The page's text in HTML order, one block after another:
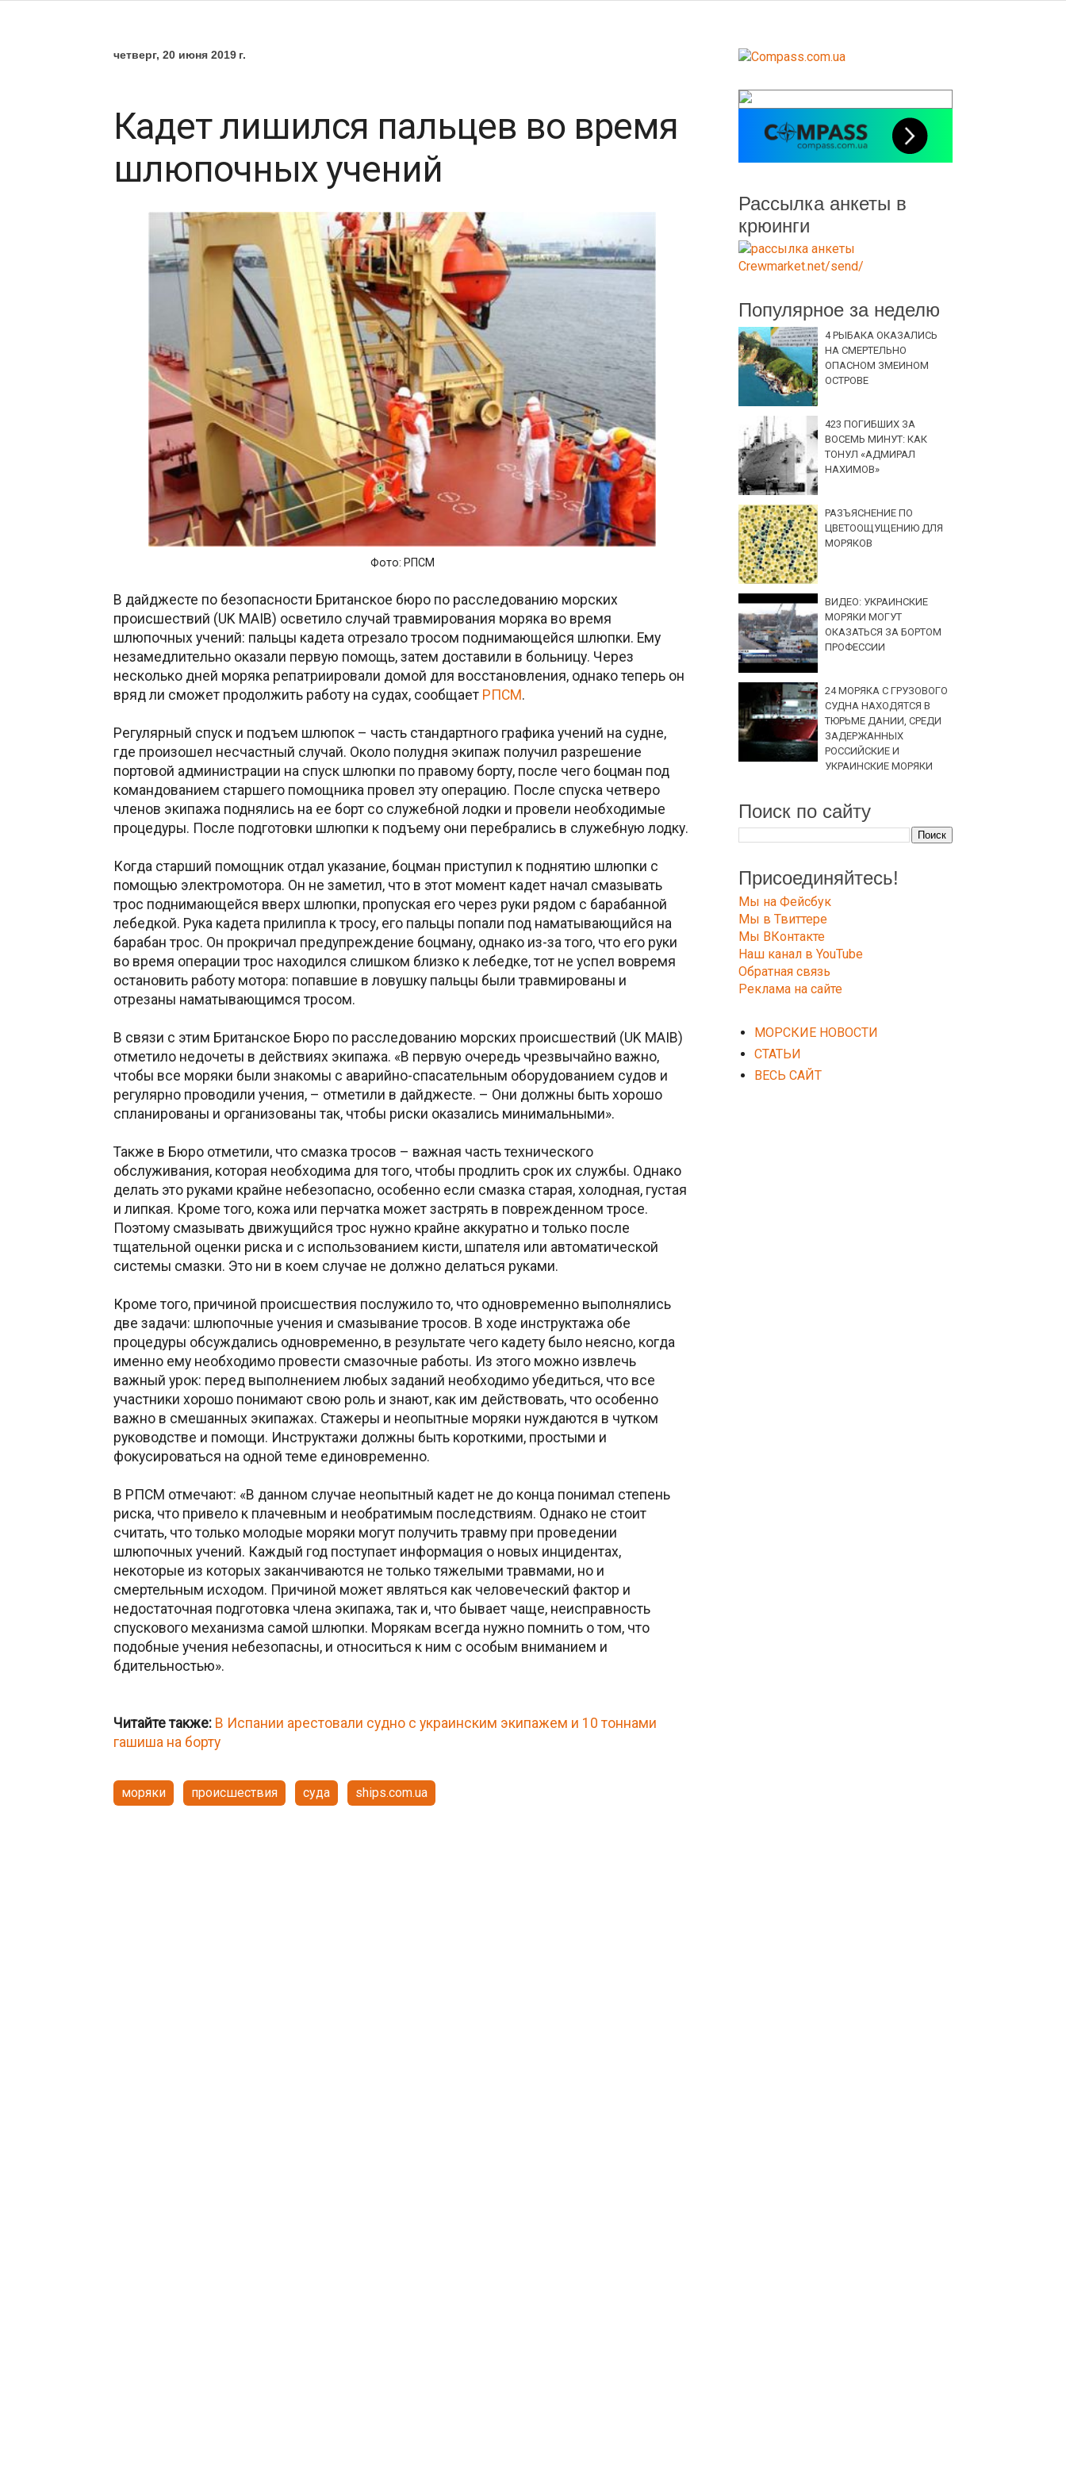
четверг, 20 июня 2019 г.
Кадет лишился пальцев во время
шлюпочных учений
Фото: РПСМ
В дайджесте по безопасности Британское бюро по расследованию морских
происшествий (UK MAIB) осветило случай травмирования моряка во время
шлюпочных учений: пальцы кадета отрезало тросом поднимающейся шлюпки. Ему
незамедлительно оказали первую помощь, затем доставили в больницу. Через
несколько дней моряка репатриировали домой для восстановления, однако теперь он
вряд ли сможет продолжить работу на судах, сообщает РПСМ.
Регулярный спуск и подъем шлюпок – часть стандартного графика учений на судне,
где произошел несчастный случай. Около полудня экипаж получил разрешение
портовой администрации на спуск шлюпки по правому борту, после чего боцман под
командованием старшего помощника провел эту операцию. После спуска четверо
членов экипажа поднялись на ее борт со служебной лодки и провели необходимые
процедуры. После подготовки шлюпки к подъему они перебрались в служебную лодку.
Когда старший помощник отдал указание, боцман приступил к поднятию шлюпки с
помощью электромотора. Он не заметил, что в этот момент кадет начал смазывать
трос поднимающейся вверх шлюпки, пропуская его через руки рядом с барабанной
лебедкой. Рука кадета прилипла к тросу, его пальцы попали под наматывающийся на
барабан трос. Он прокричал предупреждение боцману, однако из-за того, что его руки
во время операции трос находился слишком близко к лебедке, тот не успел вовремя
остановить работу мотора: попавшие в ловушку пальцы были травмированы и
отрезаны наматывающимся тросом.
В связи с этим Британское Бюро по расследованию морских происшествий (UK MAIB)
отметило недочеты в действиях экипажа. «В первую очередь чрезвычайно важно,
чтобы все моряки были знакомы с аварийно-спасательным оборудованием судов и
регулярно проводили учения, – отметили в дайджесте. – Они должны быть хорошо
спланированы и организованы так, чтобы риски оказались минимальными».
Также в Бюро отметили, что смазка тросов – важная часть технического
обслуживания, которая необходима для того, чтобы продлить срок их службы. Однако
делать это руками крайне небезопасно, особенно если смазка старая, холодная, густая
и липкая. Кроме того, кожа или перчатка может застрять в поврежденном тросе.
Поэтому смазывать движущийся трос нужно крайне аккуратно и только после
тщательной оценки риска и с использованием кисти, шпателя или автоматической
системы смазки. Это ни в коем случае не должно делаться руками.
Кроме того, причиной происшествия послужило то, что одновременно выполнялись
две задачи: шлюпочные учения и смазывание тросов. В ходе инструктажа обе
процедуры обсуждались одновременно, в результате чего кадету было неясно, когда
именно ему необходимо провести смазочные работы. Из этого можно извлечь
важный урок: перед выполнением любых заданий необходимо убедиться, что все
участники хорошо понимают свою роль и знают, как им действовать, что особенно
важно в смешанных экипажах. Стажеры и неопытные моряки нуждаются в чутком
руководстве и помощи. Инструктажи должны быть короткими, простыми и
фокусироваться на одной теме единовременно.
В РПСМ отмечают: «В данном случае неопытный кадет не до конца понимал степень
риска, что привело к плачевным и необратимым последствиям. Однако не стоит
считать, что только молодые моряки могут получить травму при проведении
шлюпочных учений. Каждый год поступает информация о новых инцидентах,
некоторые из которых заканчиваются не только тяжелыми травмами, но и
смертельным исходом. Причиной может являться как человеческий фактор и
недостаточная подготовка члена экипажа, так и, что бывает чаще, неисправность
спускового механизма самой шлюпки. Морякам всегда нужно помнить о том, что
подобные учения небезопасны, и относиться к ним с особым вниманием и
бдительностью».
Читайте также: В Испании арестовали судно с украинским экипажем и 10 тоннами
гашиша на борту
моряки происшествия суда ships.com.ua
Рассылка анкеты в
крюинги
Популярное за неделю
4 РЫБАКА ОКАЗАЛИСЬ
НА СМЕРТЕЛЬНО
ОПАСНОМ ЗМЕИНОМ
ОСТРОВЕ
423 ПОГИБШИХ ЗА
ВОСЕМЬ МИНУТ: КАК
ТОНУЛ «АДМИРАЛ
НАХИМОВ»
РАЗЪЯСНЕНИЕ ПО
ЦВЕТООЩУЩЕНИЮ ДЛЯ
МОРЯКОВ
ВИДЕО: УКРАИНСКИЕ
МОРЯКИ МОГУТ
ОКАЗАТЬСЯ ЗА БОРТОМ
ПРОФЕССИИ
24 МОРЯКА С ГРУЗОВОГО
СУДНА НАХОДЯТСЯ В
ТЮРЬМЕ ДАНИИ, СРЕДИ
ЗАДЕРЖАННЫХ
РОССИЙСКИЕ И
УКРАИНСКИЕ МОРЯКИ
Поиск по сайту
Присоединяйтесь!
Мы на Фейсбук
Мы в Твиттере
Мы ВКонтакте
Наш канал в YouTube
Обратная связь
Реклама на сайте
МОРСКИЕ НОВОСТИ
СТАТЬИ
ВЕСЬ САЙТ